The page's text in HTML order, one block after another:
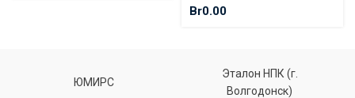
Br0.00
ЮМИРС
Эталон НПК (г.
Волгодонск)